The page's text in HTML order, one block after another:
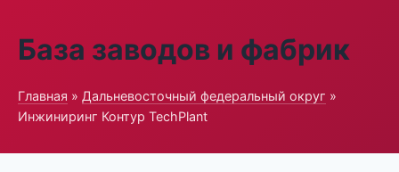
База заводов и фабрик
Главная » Дальневосточный федеральный округ »
Инжиниринг Контур TechPlant